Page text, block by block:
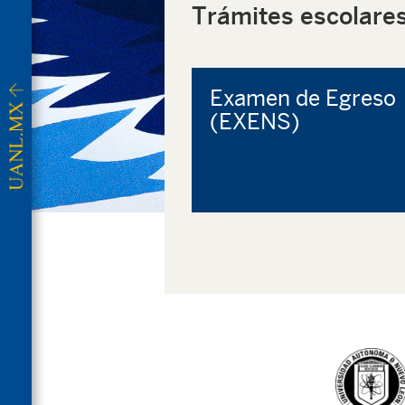
Trámites
Examen de Egreso
(EXENS)